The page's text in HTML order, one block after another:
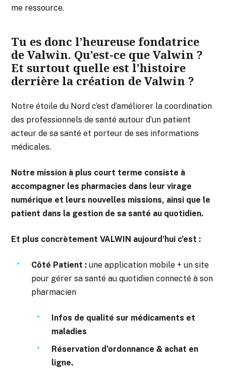
me ressource.
Tu es donc l’heureuse fondatrice
de Valwin. Qu’est-ce que Valwin ?
Et surtout quelle est l’histoire
derrière la création de Valwin ?
Notre étoile du Nord c’est d’améliorer la coordination
des professionnels de santé autour d’un patient
acteur de sa santé et porteur de ses informations
médicales.
Notre mission à plus court terme consiste à
accompagner les pharmacies dans leur virage
numérique et leurs nouvelles missions, ainsi que le
patient dans la gestion de sa santé au quotidien.
Et plus concrètement VALWIN aujourd’hui c’est :
Côté Patient :une application mobile + un site
pour gérer sa santé au quotidien connecté à son
pharmacien
Infos de qualité sur médicaments et
maladies
Réservation d’ordonnance & achat en
ligne.